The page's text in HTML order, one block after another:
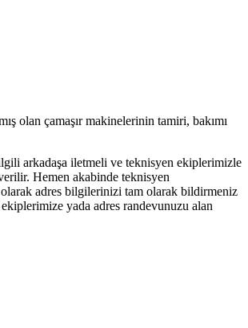
olan çamaşır makinelerinin tamiri, bakımı
arkadaşa iletmeli ve teknisyen ekiplerimizle
Hemen akabinde teknisyen
adres bilgilerinizi tam olarak bildirmeniz
yada adres randevunuzu alan